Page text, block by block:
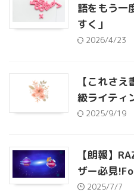
語をもう一
すく」
2026/4/23
【これさ
級ライティ
2025/9/19
【朗報】
ザー必見
2025/7/7